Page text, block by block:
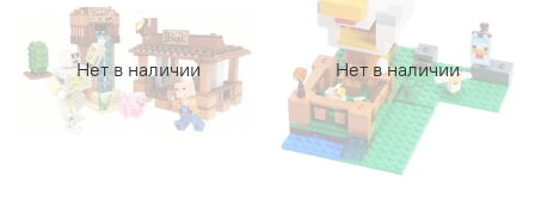
Нет в наличии Нет в наличии